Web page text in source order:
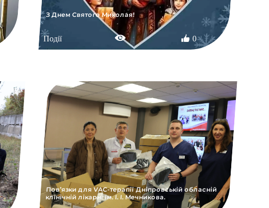
З Днем Святого Миколая!
Події 0
Пов’язки для VAC-терапії Дніпровській обласній
клінічній лікарні ім. І. І. Мечникова.